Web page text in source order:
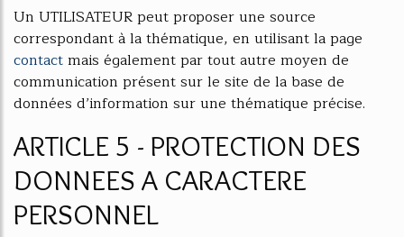
Un UTILISATEUR peut proposer une source
correspondant à la thématique, en utilisant la page
contactmais également par tout autre moyen de
communication présent sur le site de la base de
données d’information sur une thématique précise.
ARTICLE 5 - PROTECTION DES
DONNEES A CARACTERE
PERSONNEL